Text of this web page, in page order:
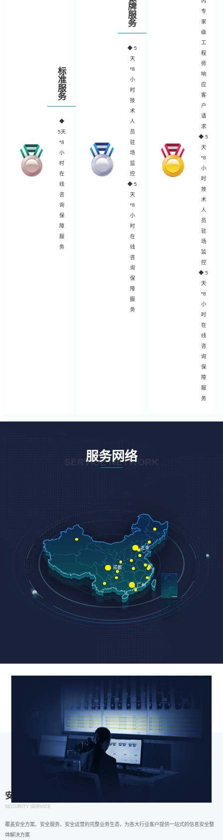
标
准
服
务
◆
5天
*8
小
时
在
线
咨
询
保
障
服
务
牌
服
务
◆5
天
*8
小
时
技
术
人
员
驻
场
监
控
◆5
天
*8
小
时
在
线
咨
询
保
障
服
务
专
家
级
工
程
师
响
应
客
户
请
求
◆ 5
天
*8
小
时
技
术
人
员
驻
场
监
控
◆5
天
*8
小
时
在
线
咨
询
保
障
服
务
服务网络
SERVICE NETWORK
北京
成都
广州
安全服务
SECURITY SERVICE
覆盖安全方案、安全服务、安全运营的完整业务生态，为各大行业客户提供一站式的信息安全整
体解决方案